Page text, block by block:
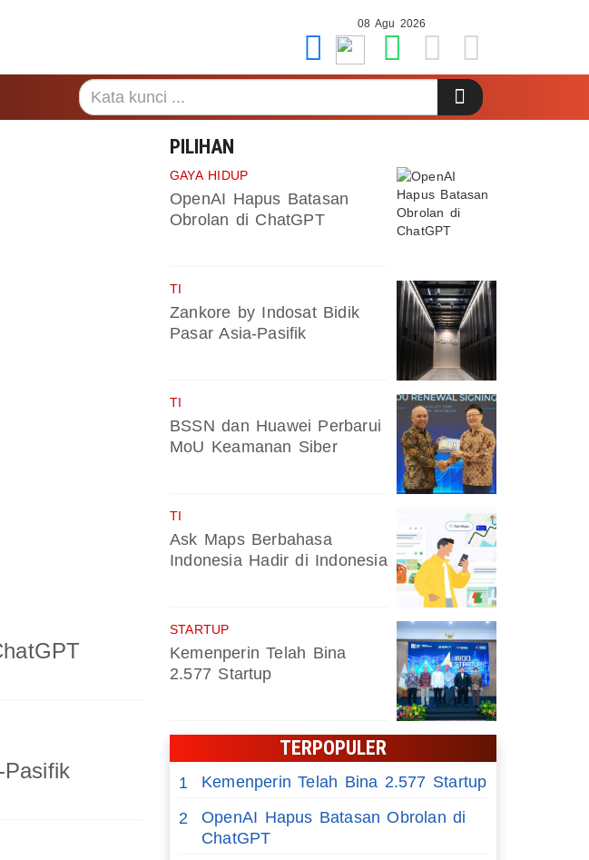
08 Agu 2026
PILIHAN
GAYA HIDUP
OpenAI Hapus Batasan
Obrolan di ChatGPT
TI
Zankore by Indosat Bidik
Pasar Asia-Pasifik
TI
BSSN dan Huawei Perbarui
MoU Keamanan Siber
TI
Ask Maps Berbahasa
Indonesia Hadir di Indonesia
STARTUP
Kemenperin Telah Bina
2.577 Startup
TERPOPULER
1
Kemenperin Telah Bina 2.577 Startup
2
OpenAI Hapus Batasan Obrolan di
ChatGPT